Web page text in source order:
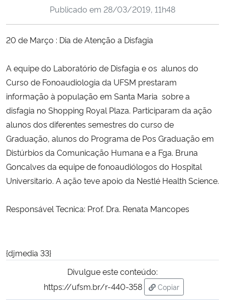
Ministério da Cidadania
Ministério da Ciência, Tecnologia, Inovações e Comunicações
Ministério do Meio Ambiente
Ministério do Turismo
Ministério do Desenvolvimento Regional
Publicado em 28/03/2019, 11h48
20 de Março : Dia de Atenção a Disfagia
A equipe do Laboratório de Disfagia e os alunos do
Curso de Fonoaudiologia da UFSM prestaram
informação à população em Santa Maria sobre a
disfagia no Shopping Royal Plaza. Participaram da ação
alunos dos diferentes semestres do curso de
Graduação, alunos do Programa de Pos Graduação em
Distúrbios da Comunicação Humana e a Fga. Bruna
Goncalves da equipe de fonoaudiólogos do Hospital
Universitario. A ação teve apoio da Nestlé Health Science.
Responsável Tecnica: Prof. Dra. Renata Mancopes
{djmedia 33}
Divulgue este conteúdo:
https://ufsm.br/r-440-358
Copiar
para área de